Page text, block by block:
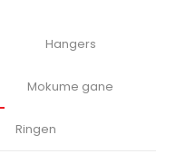
Hangers
Mokume gane
Ringen